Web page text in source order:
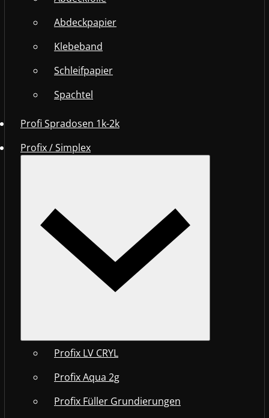
Abdeckpapier
Klebeband
Schleifpapier
Spachtel
Profi Spradosen 1k-2k
Profix / Simplex
Profix LV CRYL
Profix Aqua 2g
Profix Füller Grundierungen